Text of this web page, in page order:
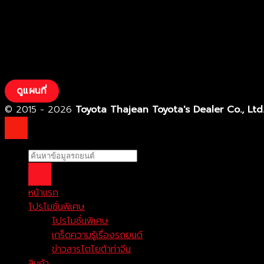
ดูแผนที่
© 2015 - 2026 Toyota Thajean Toyota's Dealer Co., Ltd.
หน้าแรก
โปรโมชั่นพิเศษ
โปรโมชั่นพิเศษ
เกร็ดความรู้เรื่องรถยนต์
ข่าวสารโตโยต้าท่าจีน